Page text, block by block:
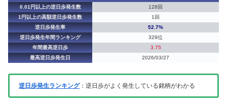
0.01円以上の逆日歩発生数
128回
1円以上の高額逆日歩発生数
1回
逆日歩発生率
52.7%
逆日歩発生年間ランキング
329位
年間最高逆日歩
3.75
最高逆日歩発生日
2026/03/27
逆日歩発生ランキング：逆日歩がよく発生している銘柄がわかる